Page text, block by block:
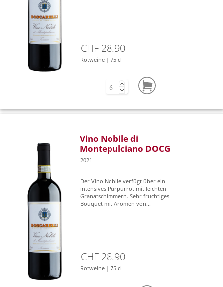
CHF 28.90
Rotweine | 75 cl
Vino Nobile di
Montepulciano DOCG
2021
Der Vino Nobile verfügt über ein
intensives Purpurrot mit leichten
Granatschimmern. Sehr fruchtiges
Bouquet mit Aromen von...
CHF 28.90
Rotweine | 75 cl